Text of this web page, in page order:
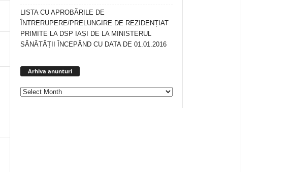
LISTA CU APROBĂRILE DE
ÎNTRERUPERE/PRELUNGIRE DE REZIDENȚIAT
PRIMITE LA DSP IAȘI DE LA MINISTERUL
SĂNĂTĂȚII ÎNCEPÂND CU DATA DE 01.01.2016
Arhiva anunturi